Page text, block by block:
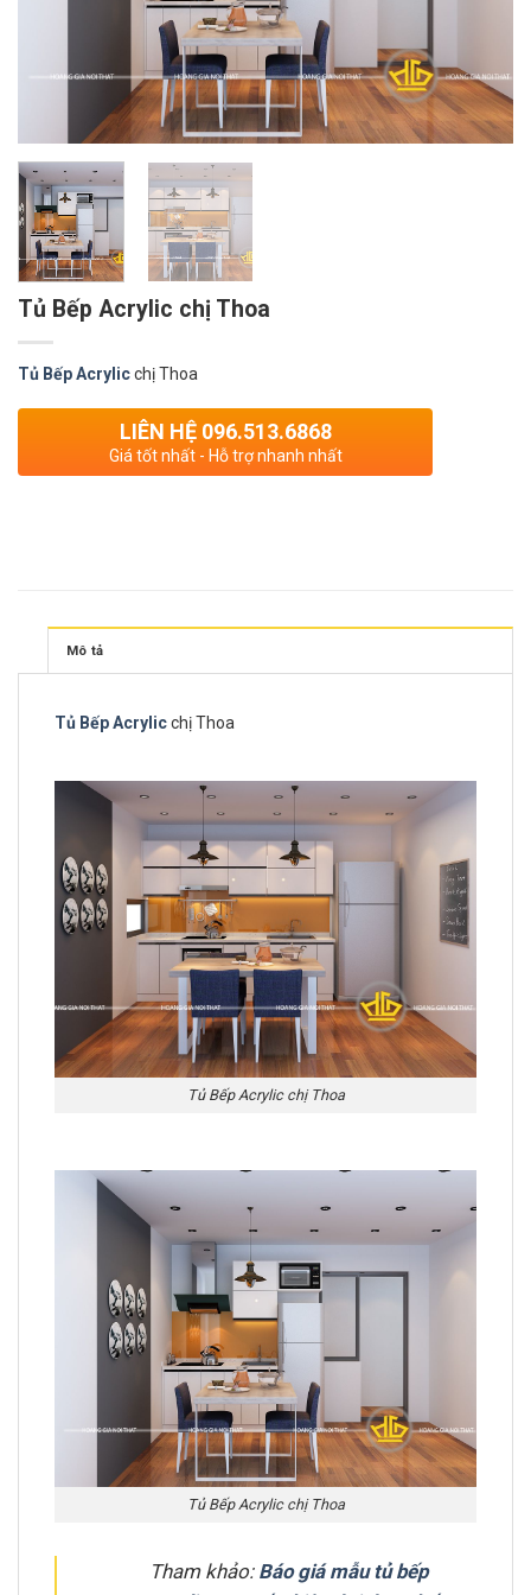
Tủ Bếp Acrylic chị Thoa
Tủ Bếp Acrylicchị Thoa
LIÊN HỆ 096.513.6868
Giá tốt nhất - Hỗ trợ nhanh nhất
Mô tả
Tủ Bếp Acrylicchị Thoa
Tủ Bếp Acrylic chị Thoa
Tủ Bếp Acrylic chị Thoa
Tham khảo: Báo giá mẫu tủ bếp